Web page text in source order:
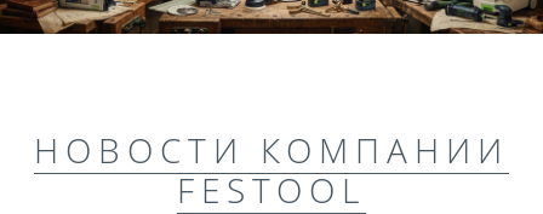
НОВОСТИ КОМПАНИИ
FESTOOL